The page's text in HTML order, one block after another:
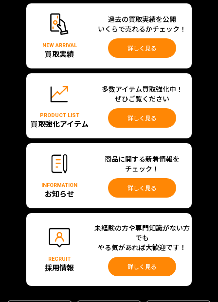
NEW ARRIVAL
買取実績
過去の買取実績を公開
いくらで売れるかチェック！
詳しく見る
PRODUCT LIST
買取強化アイテム
多数アイテム買取強化中！
ぜひご覧ください
詳しく見る
INFORMATION
お知らせ
商品に関する新着情報を
チェック！
詳しく見る
RECRUIT
採用情報
未経験の方や専門知識がない方
でも
やる気があれば大歓迎です！
詳しく見る